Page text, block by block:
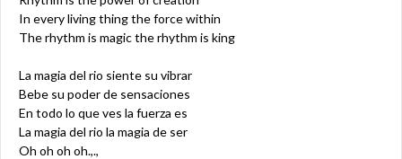
In every living thing the force within
The rhythm is magic the rhythm is king
La magia del rio siente su vibrar
Bebe su poder de sensaciones
En todo lo que ves la fuerza es
La magia del rio la magia de ser
Oh oh oh oh.,.,